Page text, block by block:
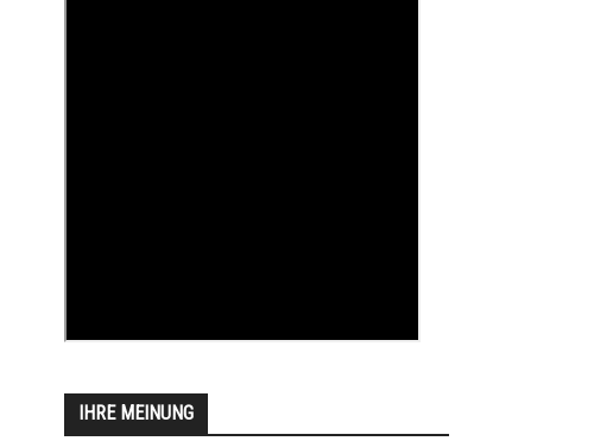
IHRE MEINUNG